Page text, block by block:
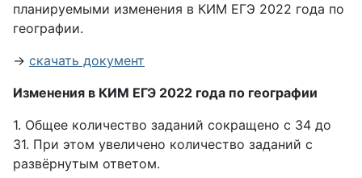
планируемыми изменения в КИМ ЕГЭ 2022 года по
географии.
→ скачать документ
Изменения в КИМ ЕГЭ 2022 года по географии
1. Общее количество заданий сокращено с 34 до
31. При этом увеличено количество заданий с
развёрнутым ответом.